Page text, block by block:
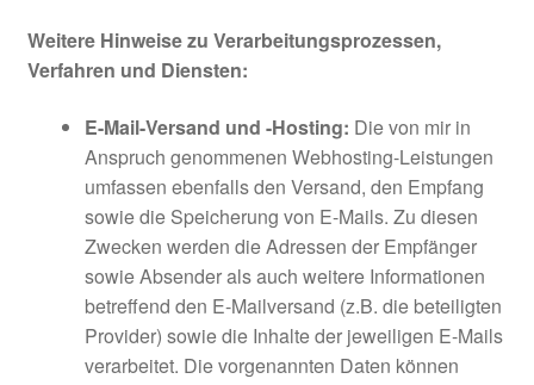
Weitere Hinweise zu Verarbeitungsprozessen,
Verfahren und Diensten:
E-Mail-Versand und -Hosting: Die von mir in
Anspruch genommenen Webhosting-Leistungen
umfassen ebenfalls den Versand, den Empfang
sowie die Speicherung von E-Mails. Zu diesen
Zwecken werden die Adressen der Empfänger
sowie Absender als auch weitere Informationen
betreffend den E-Mailversand (z.B. die beteiligten
Provider) sowie die Inhalte der jeweiligen E-Mails
verarbeitet. Die vorgenannten Daten können